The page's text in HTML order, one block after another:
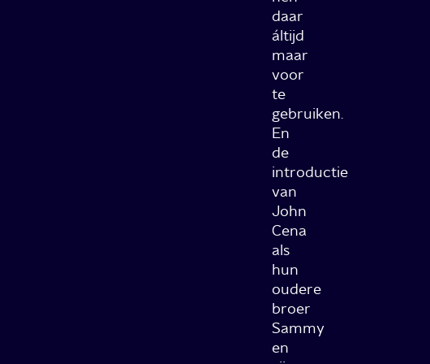
daar
áltijd
maar
voor
te
gebruiken.
En
de
introductie
van
John
Cena
als
hun
oudere
broer
Sammy
en